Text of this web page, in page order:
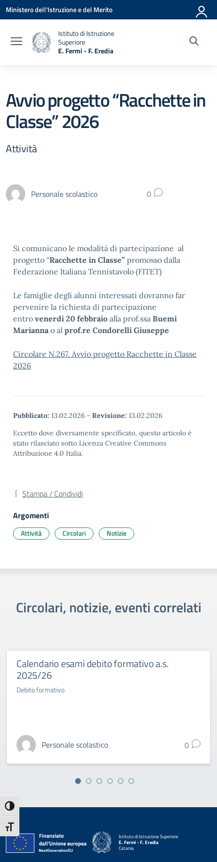
Attiva/disattiva alto contrasto
Attiva/disattiva dimensione testo
Vai ai contenuti
Vai al menu di navigazione
Vai al footer
Ministero dell'Istruzione e del Merito
Istituto di Istruzione
Superiore
E. Fermi - F. Eredia
Avvio progetto “Racchette in
Classe” 2026
Attività
Personale scolastico 0
Si comunicano le modalità di partecipazione al
progetto “Racchette in Classe” promosso dalla
Federazione Italiana Tennistavolo (FITET)
Le famiglie degli alunni interessati dovranno far
pervenire la richiesta di partecipazione
entro venerdi 20 febbraio alla prof.ssa Buemi
Mariannao al prof.re Condorelli Giuseppe
Circolare N.267. Avvio progetto Racchette in Classe
2026
Pubblicato: 13.02.2026 - Revisione: 13.02.2026
Eccetto dove diversamente specificato, questo articolo è
stato rilasciato sotto Licenza Creative Commons
Attribuzione 4.0 Italia.
Stampa / Condividi
Argomenti
Attività Circolari Notizie
Circolari, notizie, eventi correlati
Calendario esami debito formativo a.s.
2025/26
Debito formativo
Personale scolastico 0
Istituto di Istruzione Superiore
E. Fermi - F. Eredia
Catania